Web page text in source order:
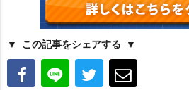
この記事をシェアする